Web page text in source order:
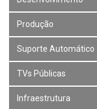
Produção
Suporte Automático
TVs Públicas
Infraestrutura